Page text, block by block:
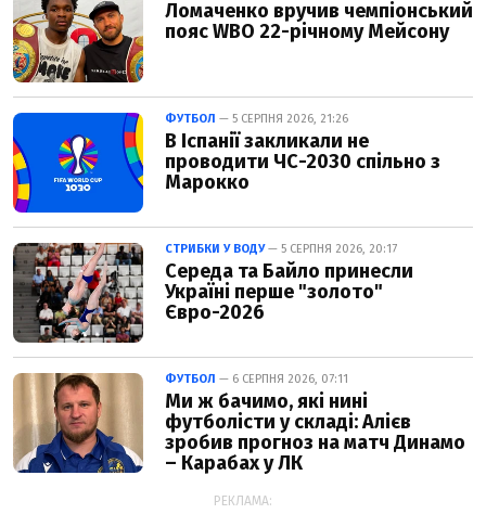
Ломаченко вручив чемпіонський
пояс WBO 22-річному Мейсону
ФУТБОЛ — 5 СЕРПНЯ 2026, 21:26
В Іспанії закликали не
проводити ЧС-2030 спільно з
Марокко
СТРИБКИ У ВОДУ— 5 СЕРПНЯ 2026, 20:17
Середа та Байло принесли
Україні перше "золото"
Євро-2026
ФУТБОЛ — 6 СЕРПНЯ 2026, 07:11
Ми ж бачимо, які нині
футболісти у складі: Алієв
зробив прогноз на матч Динамо
– Карабах у ЛК
РЕКЛАМА: